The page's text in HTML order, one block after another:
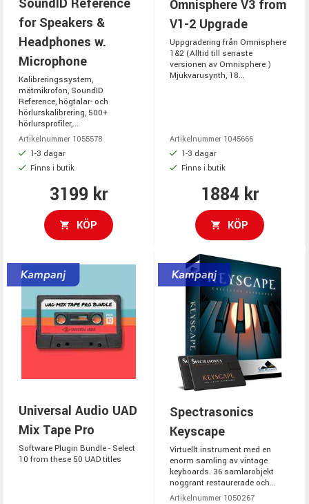
for Speakers &
Headphones w.
Microphone
Kalibreringssystem,
mätmikrofon, SoundID
Reference, högtalar- och
hörlurskalibrering, 500+
hörlursprofiler,...
Artikelnummer 1055578
1-3 dagar
Finns i butik
3199 kr
KÖP
Omnisphere V3 from
V1-2 Upgrade
Uppgradering från Omnisphere
1&2 (Alltid till senaste
versionen av Omnisphere )
Mjukvarusynth, 18...
Artikelnummer 1045666
1-3 dagar
Finns i butik
1884 kr
KÖP
Universal Audio UAD
Mix Tape Pro
Software Plugin Bundle - Select
10 from these 50 UAD titles
Spectrasonics
Keyscape
Virtuellt instrument med en
enorm samling av vintage
keyboards. 36 samlarobjekt
noggrant restaurerade och...
Artikelnummer 1050267